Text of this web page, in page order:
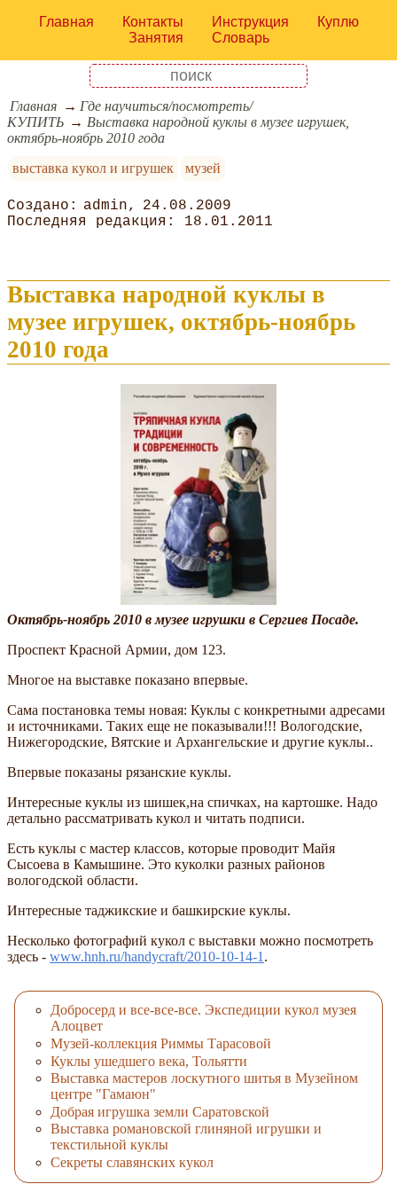
Главная Контакты Инструкция
Куплю
Занятия
Словарь
Главная
Где научиться/посмотреть/
КУПИТЬ
Выставка народной куклы в музее игрушек,
октябрь-ноябрь 2010 года
выставка кукол и игрушек
музей
admin
24.08.2009
18.01.2011
Выставка народной куклы в
музее игрушек, октябрь-ноябрь
2010 года
Октябрь-ноябрь 2010 в музее игрушки в Сергиев Посаде.
Проспект Красной Армии, дом 123.
Многое на выставке показано впервые.
Сама постановка темы новая: Куклы с конкретными адресами
и источниками. Таких еще не показывали!!! Вологодские,
Нижегородские, Вятские и Архангельские и другие куклы..
Впервые показаны рязанские куклы.
Интересные куклы из шишек,на спичках, на картошке. Надо
детально рассматривать кукол и читать подписи.
Есть куклы с мастер классов, которые проводит Майя
Сысоева в Камышине. Это куколки разных районов
вологодской области.
Интересные таджикские и башкирские куклы.
Несколько фотографий кукол с выставки можно посмотреть
здесь - www.hnh.ru/handycraft/2010-10-14-1 .
Добросерд и все-все-все. Экспедиции кукол музея
Алоцвет
Музей-коллекция Риммы Тарасовой
Куклы ушедшего века, Тольятти
Выставка мастеров лоскутного шитья в Музейном
центре "Гамаюн"
Добрая игрушка земли Саратовской
Выставка романовской глиняной игрушки и
текстильной куклы
Секреты славянских кукол